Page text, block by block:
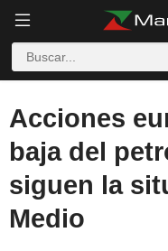
Acciones
baja del
siguen la
Medio